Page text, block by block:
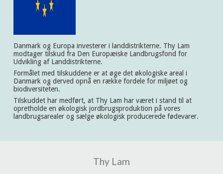
Danmark og Europa investerer i landdistrikterne. Thy Lam
modtager tilskud fra Den Europæiske Landbrugsfond for
Udvikling af Landdistrikterne.
Formålet med tilskuddene er at øge det økologiske areal i
Danmark og derved opnå en række fordele for miljøet og
biodiversiteten.
Tilskuddet har medført, at Thy Lam har været i stand til at
opretholde en økologisk jordbrugsproduktion på vores
landbrugsarealer og sælge økologisk producerede fødevarer.
Thy Lam